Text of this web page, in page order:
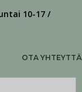
10-17 /
OTA YHTEYTTÄ